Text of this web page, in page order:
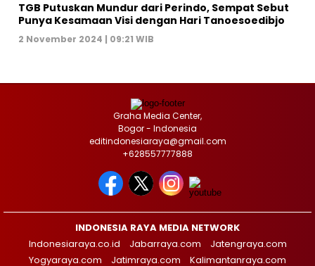
TGB Putuskan Mundur dari Perindo, Sempat Sebut
Punya Kesamaan Visi dengan Hari Tanoesoedibjo
2 November 2024 | 09:21 WIB
Graha Media Center,
Bogor - Indonesia
editindonesiaraya@gmail.com
+628557777888
INDONESIA RAYA MEDIA NETWORK
Indonesiaraya.co.id
Jabarraya.com
Jatengraya.com
Yogyaraya.com
Jatimraya.com
Kalimantanraya.com